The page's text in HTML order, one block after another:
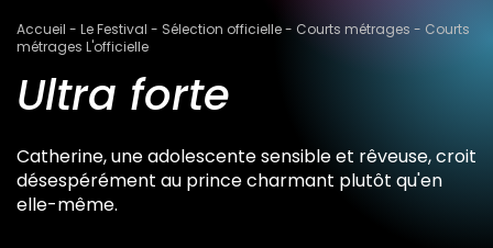
Fil
d'Ariane
Accueil Le Festival Sélection officielle Courts métrages
Courts
métrages L'officielle
Ultra forte
Catherine, une adolescente sensible et rêveuse, croit
désespérément au prince charmant plutôt qu'en
elle-même.